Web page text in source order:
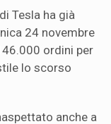
Tesla ha già
24 novembre
ordini per
lo scorso
anche a